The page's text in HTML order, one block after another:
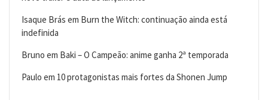
Isaque Brás em Burn the Witch: continuação ainda está
indefinida
Bruno em Baki – O Campeão: anime ganha 2ª temporada
Paulo em 10 protagonistas mais fortes da Shonen Jump